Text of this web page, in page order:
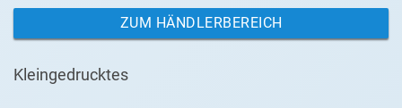
ZUM HÄNDLERBEREICH
Kleingedrucktes